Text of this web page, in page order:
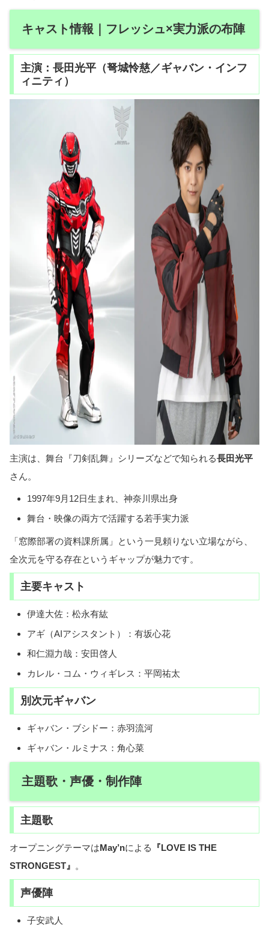
キャスト情報｜フレッシュ×実力派の布陣
主演：長田光平（弩城怜慈／ギャバン・インフ
ィニティ）
主演は、舞台『刀剣乱舞』シリーズなどで知られる長田光平
さん。
1997年9月12日生まれ、神奈川県出身
舞台・映像の両方で活躍する若手実力派
「窓際部署の資料課所属」という一見頼りない立場ながら、
全次元を守る存在というギャップが魅力です。
主要キャスト
伊達大佐：松永有紘
アギ（AIアシスタント）：有坂心花
和仁淵力哉：安田啓人
カレル・コム・ウィギレス：平岡祐太
別次元ギャバン
ギャバン・ブシドー：赤羽流河
ギャバン・ルミナス：角心菜
主題歌・声優・制作陣
主題歌
オープニングテーマはMay’nによる
『LOVE IS THE
STRONGEST』 。
声優陣
子安武人